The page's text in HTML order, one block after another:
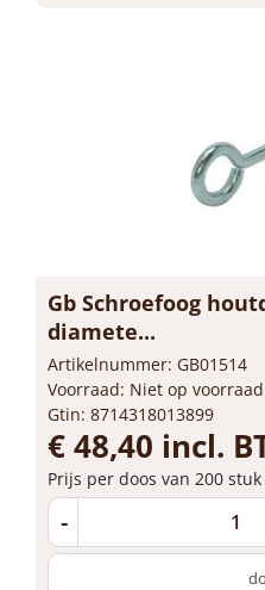
Gb Schroefoog
diamete...
Artikelnummer: GB01514
Voorraad: Niet op voorraad
Gtin: 8714318013899
€ 48,40 incl.
Prijs per doos van 200 stuk
-